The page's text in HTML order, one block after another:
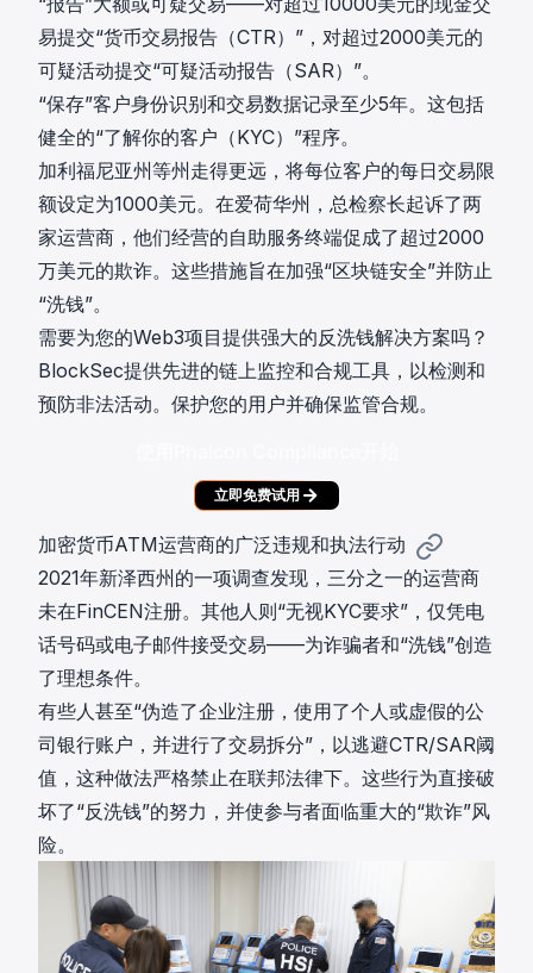
易提交“货币交易报告（CTR）”，对超过2000美元的
可疑活动提交“可疑活动报告（SAR）”。
“保存”客户身份识别和交易数据记录至少5年。这包括
健全的“了解你的客户（KYC）”程序。
加利福尼亚州等州走得更远，将每位客户的每日交易限
额设定为1000美元。在爱荷华州，总检察长起诉了两
家运营商，他们经营的自助服务终端促成了超过2000
万美元的欺诈。这些措施旨在加强“区块链安全”并防止
“洗钱”。
需要为您的Web3项目提供强大的反洗钱解决方案吗？
BlockSec提供先进的链上监控和合规工具，以检测和
预防非法活动。保护您的用户并确保监管合规。
立即免费试用
加密货币ATM运营商的广泛违规和执法行动
2021年新泽西州的一项调查发现，三分之一的运营商
未在FinCEN注册。其他人则“无视KYC要求”，仅凭电
话号码或电子邮件接受交易——为诈骗者和“洗钱”创造
了理想条件。
有些人甚至“伪造了企业注册，使用了个人或虚假的公
司银行账户，并进行了交易拆分”，以逃避CTR/SAR阈
值，这种做法严格禁止在联邦法律下。这些行为直接破
坏了“反洗钱”的努力，并使参与者面临重大的“欺诈”风
险。